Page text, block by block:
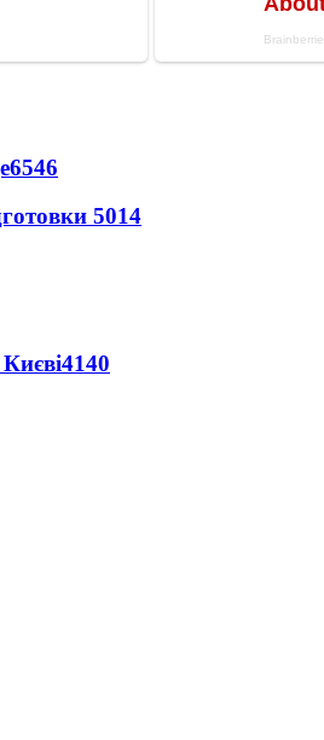
6546
5014
4140